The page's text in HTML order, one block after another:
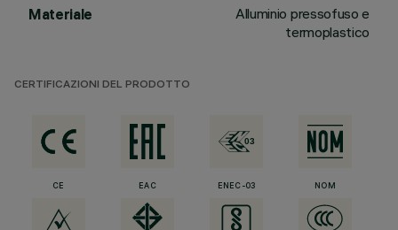
Materiale
Alluminio pressofuso e
termoplastico
CERTIFICAZIONI DEL PRODOTTO
CE EAC ENEC-03 NOM